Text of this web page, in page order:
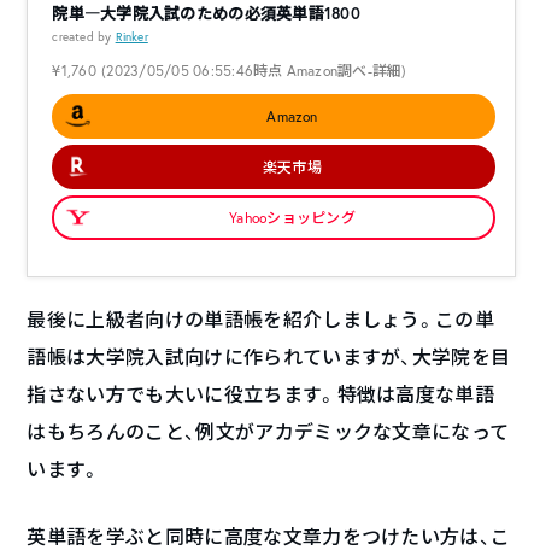
院単―大学院入試のための必須英単語1800
created by Rinker
¥1,760 (2023/05/05 06:55:46時点 Amazon調べ-詳細)
Amazon
楽天市場
Yahooショッピング
最後に上級者向けの単語帳を紹介しましょう。この単
語帳は大学院入試向けに作られていますが、大学院を目
指さない方でも大いに役立ちます。特徴は高度な単語
はもちろんのこと、例文がアカデミックな文章になって
います。
英単語を学ぶと同時に高度な文章力をつけたい方は、こ